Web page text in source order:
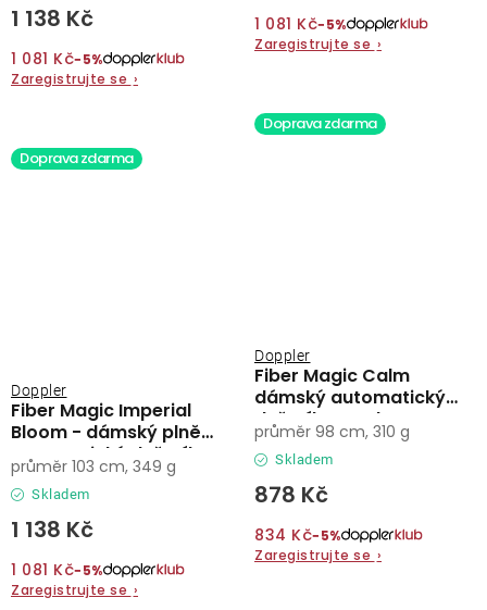
1 138 Kč
1 081 Kč−5%
Zaregistrujte se ›
1 081 Kč−5%
Zaregistrujte se ›
Doprava zdarma
Fiber Magic Imperial
Bloom - dámský plně
automatický deštník
Doppler
Skladem
1 138 Kč
1 081 Kč−5%
Zaregistrujte se ›
průměr 103 cm, 349 g
Doprava zdarma
Fiber Magic Calm
dámský automatický
deštník petrol
Doppler
Skladem
878 Kč
834 Kč−5%
Zaregistrujte se ›
průměr 98 cm, 310 g